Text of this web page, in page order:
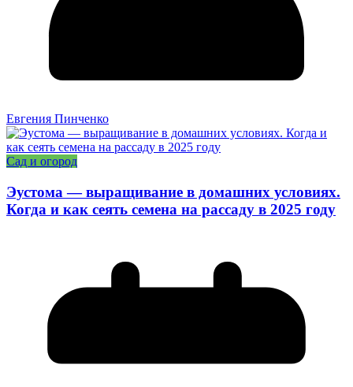
Евгения Пинченко
Сад и огород
Эустома — выращивание в домашних условиях.
Когда и как сеять семена на рассаду в 2025 году